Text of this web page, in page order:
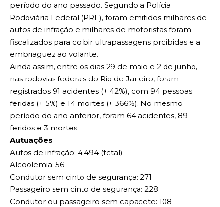
período do ano passado. Segundo a Polícia
Rodoviária Federal (PRF), foram emitidos milhares de
autos de infração e milhares de motoristas foram
fiscalizados para coibir ultrapassagens proibidas e a
embriaguez ao volante.
Ainda assim, entre os dias 29 de maio e 2 de junho,
nas rodovias federais do Rio de Janeiro, foram
registrados 91 acidentes (+ 42%), com 94 pessoas
feridas (+ 5%) e 14 mortes (+ 366%). No mesmo
período do ano anterior, foram 64 acidentes, 89
feridos e 3 mortes.
Autuações
Autos de infração: 4.494 (total)
Alcoolemia: 56
Condutor sem cinto de segurança: 271
Passageiro sem cinto de segurança: 228
Condutor ou passageiro sem capacete: 108